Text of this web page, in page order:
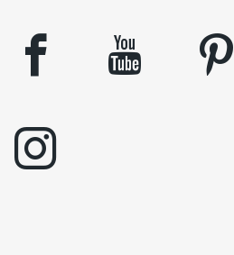
facebook youtube pinterest
instagram